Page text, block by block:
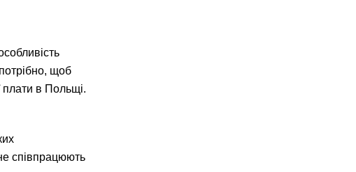
щоб
плати в Польщі.
співпрацюють